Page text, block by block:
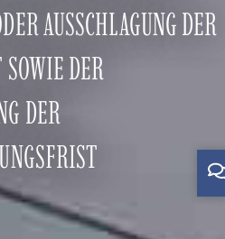
AUSSCHLAGUNG DER
DER
DER